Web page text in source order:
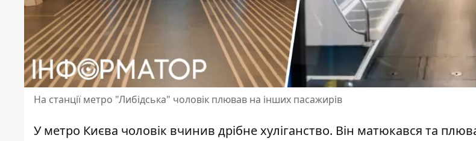
На станції метро "Либідська" чоловік плював на інших пасажирів
Уметро Києва чоловік вчинив дрібне хуліганство. Він матюкався та